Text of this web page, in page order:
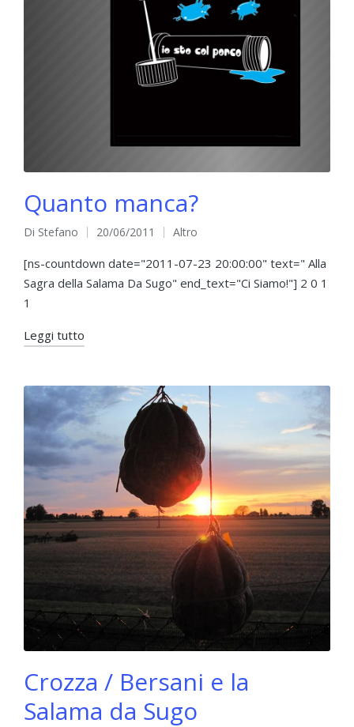
Quanto manca?
Pubblicato
da
Di Stefano 20/06/2011
Pubblicato
in
Altro
[ns-countdown date="2011-07-23 20:00:00" text=" Alla
Sagra della Salama Da Sugo" end_text="Ci Siamo!"] 2 0 1
1
Leggi tutto
Crozza / Bersani e la
Salama da Sugo